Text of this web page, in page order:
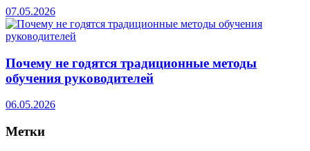
07.05.2026
Почему не годятся традиционные методы
обучения руководителей
06.05.2026
Метки